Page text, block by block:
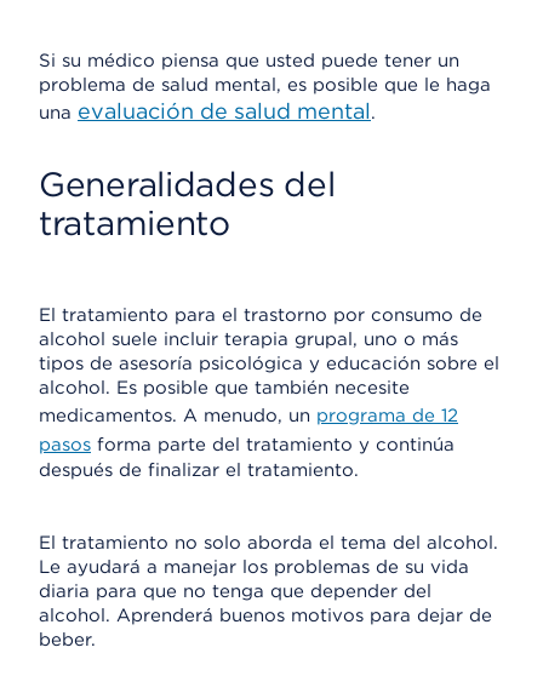
Si su médico piensa que usted puede tener un
problema de salud mental, es posible que le haga
una evaluación de salud mental.
Generalidades del
tratamiento
El tratamiento para el trastorno por consumo de
alcohol suele incluir terapia grupal, uno o más
tipos de asesoría psicológica y educación sobre el
alcohol. Es posible que también necesite
medicamentos. A menudo, un programa de 12
pasos forma parte del tratamiento y continúa
después de finalizar el tratamiento.
El tratamiento no solo aborda el tema del alcohol.
Le ayudará a manejar los problemas de su vida
diaria para que no tenga que depender del
alcohol. Aprenderá buenos motivos para dejar de
beber.